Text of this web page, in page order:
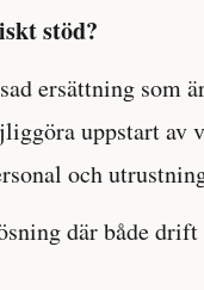
stöd?
ersättning som
uppstart av
och
där både